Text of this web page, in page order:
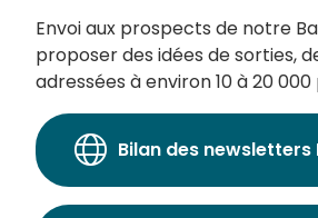
Envoi aux prospects de notre
proposer des idées de sorties,
adressées à environ 10 à 20
Bilan des newsletters